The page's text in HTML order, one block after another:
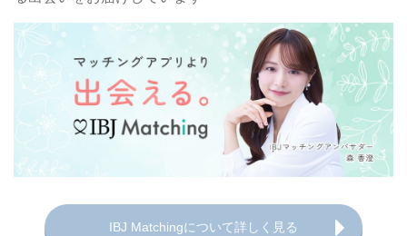
IBJ Matchingについて詳しく見る